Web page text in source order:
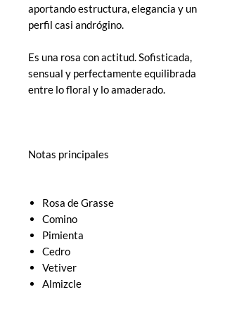
aportando estructura, elegancia y un
perfil casi andrógino.
Es una rosa con actitud. Sofisticada,
sensual y perfectamente equilibrada
entre lo floral y lo amaderado.
Notas principales
Rosa de Grasse
Comino
Pimienta
Cedro
Vetiver
Almizcle